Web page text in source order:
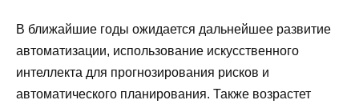
В ближайшие годы ожидается дальнейшее развитие
автоматизации, использование искусственного
интеллекта для прогнозирования рисков и
автоматического планирования. Также возрастет